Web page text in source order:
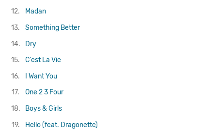
12.
Madan
13.
Something Better
14.
Dry
15.
C'est La Vie
16.
I Want You
17.
One 2 3 Four
18.
Boys & Girls
19.
Hello (feat. Dragonette)